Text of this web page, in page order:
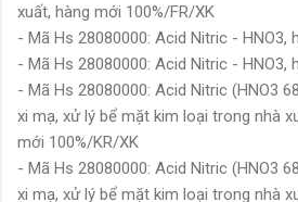
xuất, hàng mới 100%/FR/XK
- Mã Hs 28080000: Acid Nitric - HNO3,
- Mã Hs 28080000: Acid Nitric - HNO3,
- Mã Hs 28080000: Acid Nitric (HNO3
xi mạ, xử lý bể mặt kim loại trong nhà
mới 100%/KR/XK
- Mã Hs 28080000: Acid Nitric (HNO3
xi mạ, xử lý bể mặt kim loại trong nhà